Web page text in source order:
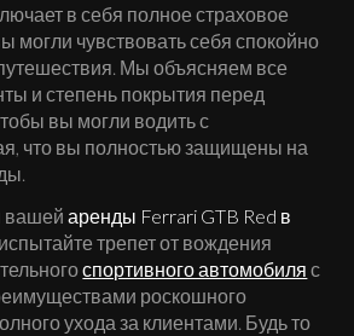
в себя полное страховое
могли чувствовать себя спокойно
Мы объясняем все
и степень покрытия перед
вы могли водить с
что вы полностью защищены на
вашейаренды Ferrari GTB Red в
трепет от вождения
спортивного автомобиля с
роскошного
ухода за клиентами. Будь то